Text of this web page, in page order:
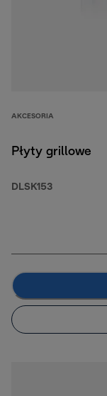
AKCESORIA
Płyty grillowe
DLSK153